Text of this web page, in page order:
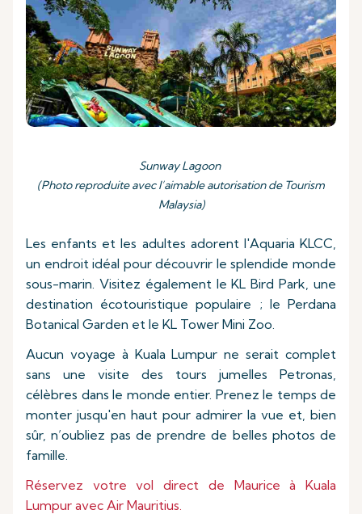
Sunway Lagoon
(Photo reproduite avec l’aimable autorisation de Tourism
Malaysia)
Les enfants et les adultes adorent l'Aquaria KLCC,
un endroit idéal pour découvrir le splendide monde
sous-marin. Visitez également le KL Bird Park, une
destination écotouristique populaire ; le Perdana
Botanical Garden et le KL Tower Mini Zoo.
Aucun voyage à Kuala Lumpur ne serait complet
sans une visite des tours jumelles Petronas,
célèbres dans le monde entier. Prenez le temps de
monter jusqu'en haut pour admirer la vue et, bien
sûr, n’oubliez pas de prendre de belles photos de
famille.
Réservez votre vol direct de Maurice à Kuala
Lumpur avec Air Mauritius.